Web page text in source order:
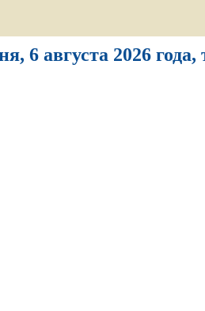
6 августа 2026